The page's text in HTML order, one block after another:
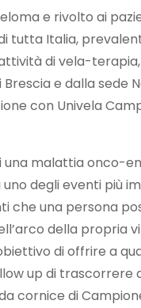
e rivolto ai
tutta Italia,
di vela-
Brescia e dalla sede
con Univela
una malattia onco-
degli eventi più
che una persona
della propria
di offrire a
up di trascorrere
cornice di